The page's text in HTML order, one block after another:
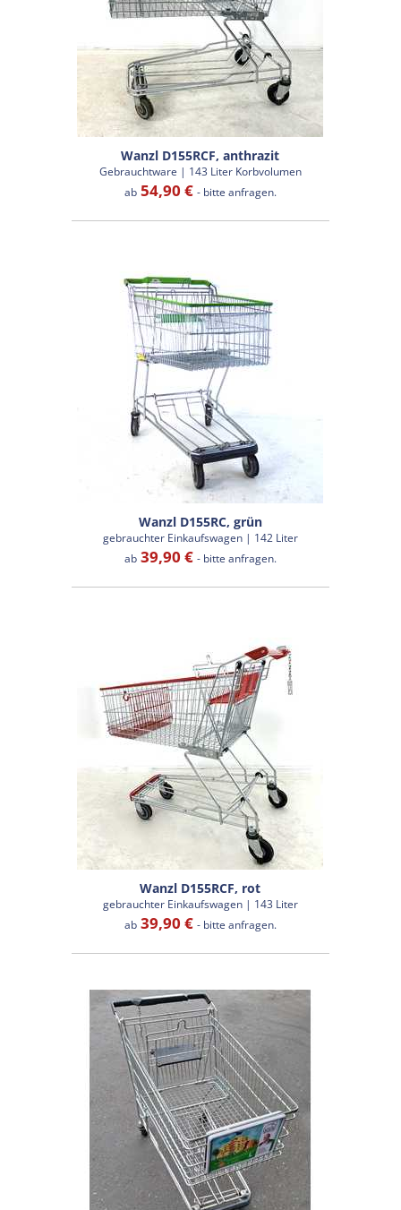
Wanzl D155RCF, anthrazit
Gebrauchtware | 143 Liter Korbvolumen
ab54,90 € - bitte anfragen.
Wanzl D155RC, grün
gebrauchter Einkaufswagen | 142 Liter
ab39,90 € - bitte anfragen.
Wanzl D155RCF, rot
gebrauchter Einkaufswagen | 143 Liter
ab39,90 € - bitte anfragen.